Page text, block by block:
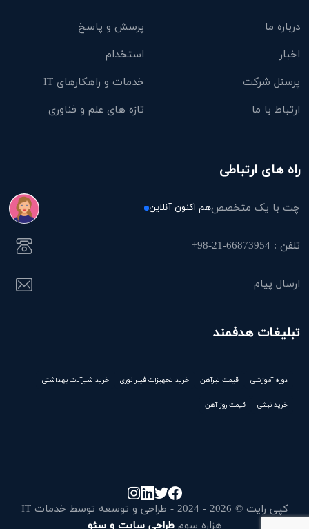
درباره ما
پرسش و پاسخ
اخبار
استخدام
پرسنل شرکت
خدمات و راهکارهای IT
ارتباط با ما
تازه های علم و فناوری
راه های ارتباطی
چت با یک متخصصهم اکنون آنلاین
تلفن : 66873954-21-98+
ارسال پیام
تبلیغات هدفمند
دوره آموزشی قیمت تیرآهن خرید تجهیزات فیبر نوری خرید شیرآلات بهداشتی
خرید نبشی قیمت روز آهن
کپی رایت © 2026 - 2024 - طراحی و توسعه توسط خدمات IT
هزاره سومطراحی سایت و سئو